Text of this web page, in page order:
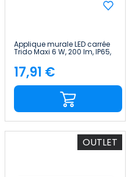
Applique murale LED carrée
Trido Maxi 6 W, 200 lm, IP65,
25 000 h, SECOM
Price
17,91 €
OUTLET